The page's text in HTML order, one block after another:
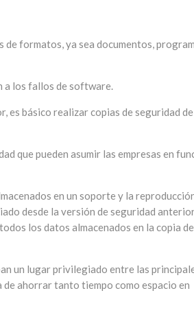
formatos, ya sea documentos,
a los fallos de software.
es básico realizar copias de seguridad de
que pueden asumir las empresas en
en un soporte y la
desde la versión de seguridad
los datos almacenados en la copia de
un lugar privilegiado entre las
ahorrar tanto tiempo como espacio en